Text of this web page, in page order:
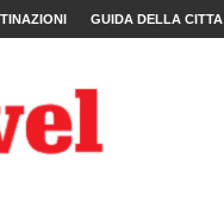
GUIDA DELLA CITTA